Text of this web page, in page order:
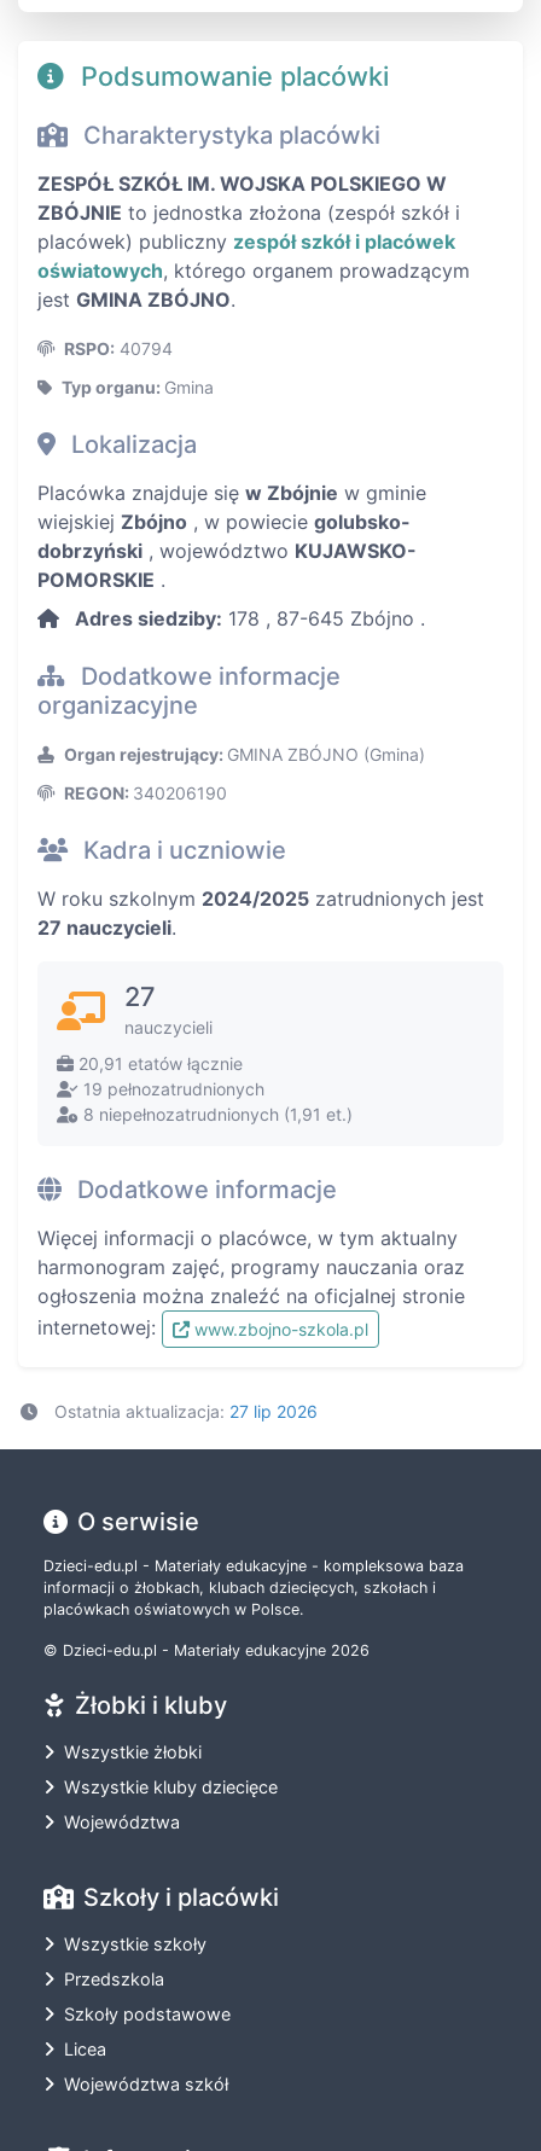
Podsumowanie placówki
Charakterystyka placówki
ZESPÓŁ SZKÓŁ IM. WOJSKA POLSKIEGO W
ZBÓJNIE to jednostka złożona (zespół szkół i
placówek) publiczny zespół szkół i placówek
oświatowych, którego organem prowadzącym
jest GMINA ZBÓJNO.
RSPO: 40794
Typ organu: Gmina
Lokalizacja
Placówka znajduje się w Zbójnie w gminie
wiejskiej Zbójno , w powiecie golubsko-
dobrzyński , województwo KUJAWSKO-
POMORSKIE .
Adres siedziby: 178 , 87-645 Zbójno .
Dodatkowe informacje
organizacyjne
Organ rejestrujący: GMINA ZBÓJNO (Gmina)
REGON: 340206190
Kadra i uczniowie
W roku szkolnym 2024/2025 zatrudnionych jest
27 nauczycieli.
27
nauczycieli
20,91 etatów łącznie
19 pełnozatrudnionych
8 niepełnozatrudnionych (1,91 et.)
Dodatkowe informacje
Więcej informacji o placówce, w tym aktualny
harmonogram zajęć, programy nauczania oraz
ogłoszenia można znaleźć na oficjalnej stronie
internetowej:
www.zbojno-szkola.pl
Ostatnia aktualizacja: 27 lip 2026
O serwisie
Dzieci-edu.pl - Materiały edukacyjne - kompleksowa baza
informacji o żłobkach, klubach dziecięcych, szkołach i
placówkach oświatowych w Polsce.
© Dzieci-edu.pl - Materiały edukacyjne 2026
Żłobki i kluby
Wszystkie żłobki
Wszystkie kluby dziecięce
Województwa
Szkoły i placówki
Wszystkie szkoły
Przedszkola
Szkoły podstawowe
Licea
Województwa szkół